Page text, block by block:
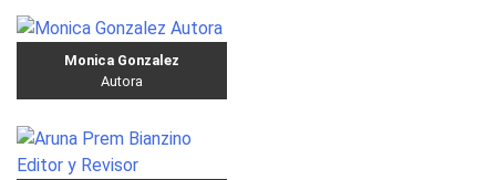
Monica Gonzalez
Autora